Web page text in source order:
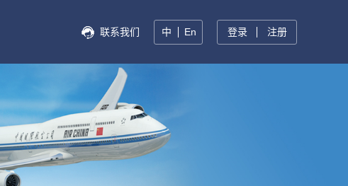
联系我们 中 En 登录 注册